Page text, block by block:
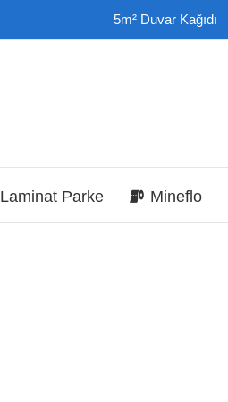
5m² Duvar Kağıdı
Laminat Parke Mineflo